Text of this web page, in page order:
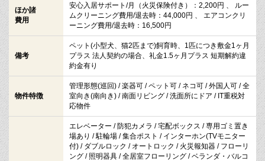
ほか諸
費用
安心入居サポート/月（火災保険付き）：2,200円 、 ルー
ムクリーニング費用/退去時：44,000円 、 エアコンクリ
ーニング費用/退去時：16,500円
備考
ペット(小型犬、猫2匹まで)飼育時、1匹につき敷金1ヶ月
プラス 法人契約の場合、礼金1.5ヶ月プラス 短期解約違
約金有り
物件特徴
管理形態(巡回) / 楽器可 / ペット可 / ネコ可 / 外国人可 / 全
室向き(南向き) / 南面リビング / 洗面所にドア / IT重税対
応物件
エレベーター / 防犯カメラ / 宅配ボックス / 専用ゴミ置き
場あり / 駐輪場 / 集合ポスト / インターホン(TVモニター
付) / ダブルロック / オートロック / 火災報知器 / フローリ
ング / 照明器具 / 全居室フローリング / ベランダ・バルコ